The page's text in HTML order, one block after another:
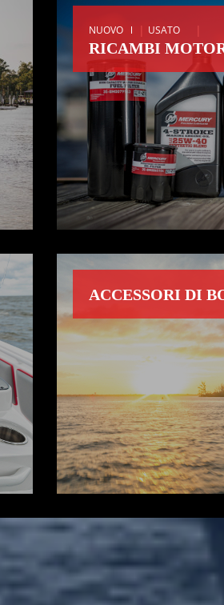
NUOVO | USATO |
RICAMBI
ACCESSORI DI